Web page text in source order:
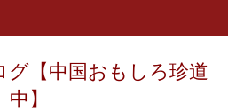
グ【中国おもしろ珍道
中】